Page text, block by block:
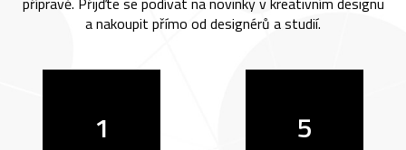
a nakoupit přímo od designérů a studií.
1 5